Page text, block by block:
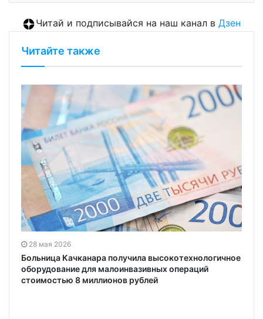
Читай и подписывайся на наш канал в Дзен
Читайте также
28 мая 2026
Больница Качканара получила высокотехнологичное
оборудование для малоинвазивных операций
стоимостью 8 миллионов рублей